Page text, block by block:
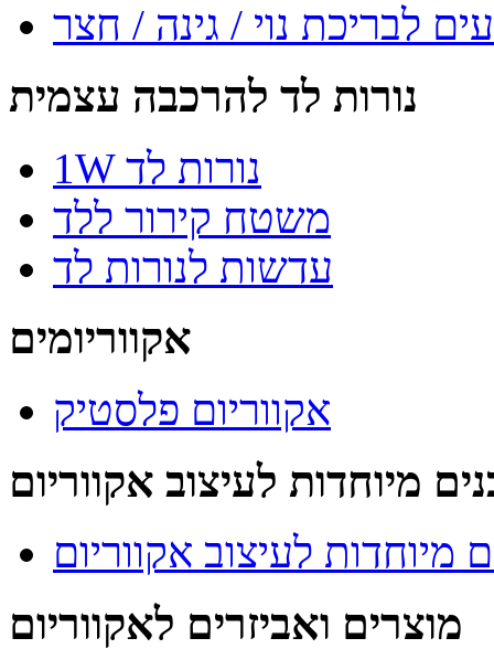
לבריכת נוי / גינה / חצר
נורות לד להרכבה עצמית
1W נורות לד
משטח קירור ללד
עדשות לנורות לד
אקווריומים
אקווריום פלסטיק
מיוחדות לעיצוב אקווריום
מיוחדות לעיצוב אקווריום
מוצרים ואביזרים לאקווריום